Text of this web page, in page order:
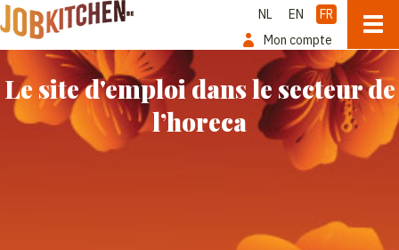
NL EN
FR
Mon compte
Le site d'emploi dans le secteur de
l’horeca